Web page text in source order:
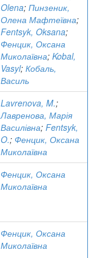
Olena; Пинзеник,
Олена Мафтеївна;
Fentsyk, Oksana;
Фенцик, Оксана
Миколаївна; Kobal,
Vasyl; Кобаль,
Василь
Lavrenova, M.;
Лавренова, Марія
Василівна; Fentsyk,
O.; Фенцик, Оксана
Миколаївна
Фенцик, Оксана
Миколаївна
Фенцик, Оксана
Миколаївна